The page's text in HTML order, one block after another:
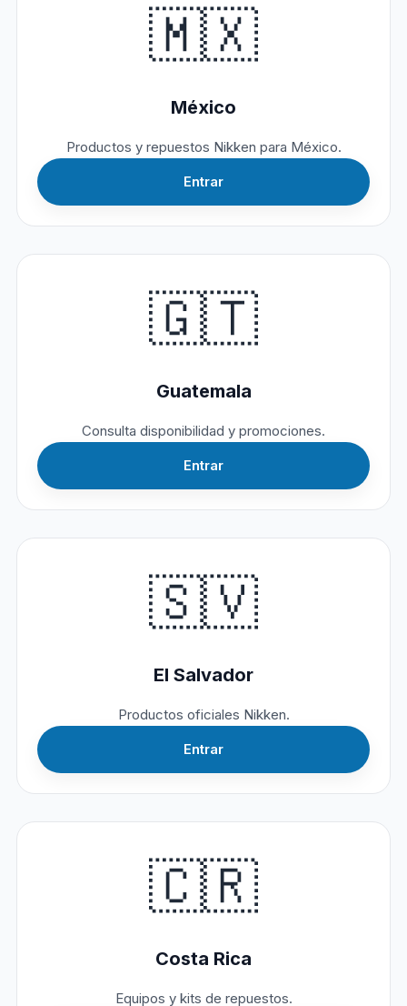
🇲🇽
México
Productos y repuestos Nikken para México.
Entrar
🇬🇹
Guatemala
Consulta disponibilidad y promociones.
Entrar
🇸🇻
El Salvador
Productos oficiales Nikken.
Entrar
🇨🇷
Costa Rica
Equipos y kits de repuestos.